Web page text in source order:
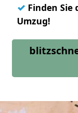
✓ Finden
Umzug!